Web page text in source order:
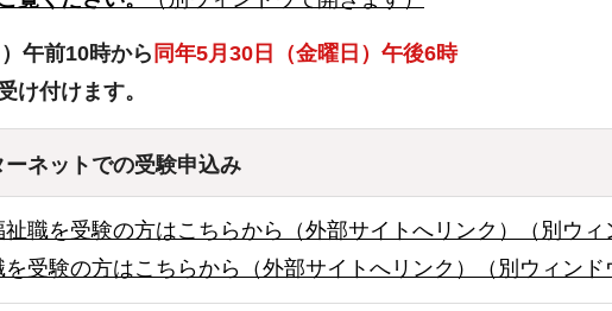
午前10時から 同年5月30日（金曜日）午後6時
け付けます。
ーネットでの受験申込み
祉職を受験の方はこちらから（外部サイトへリンク）（別ウ
を受験の方はこちらから（外部サイトへリンク）（別ウィン